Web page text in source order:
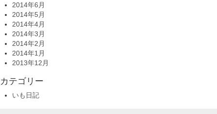
2014年6月
2014年5月
2014年4月
2014年3月
2014年2月
2014年1月
2013年12月
カテゴリー
いも日記